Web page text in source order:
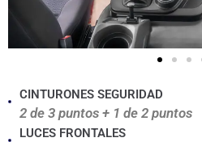
CINTURONES SEGURIDAD
2 de 3 puntos + 1 de 2 puntos
LUCES FRONTALES